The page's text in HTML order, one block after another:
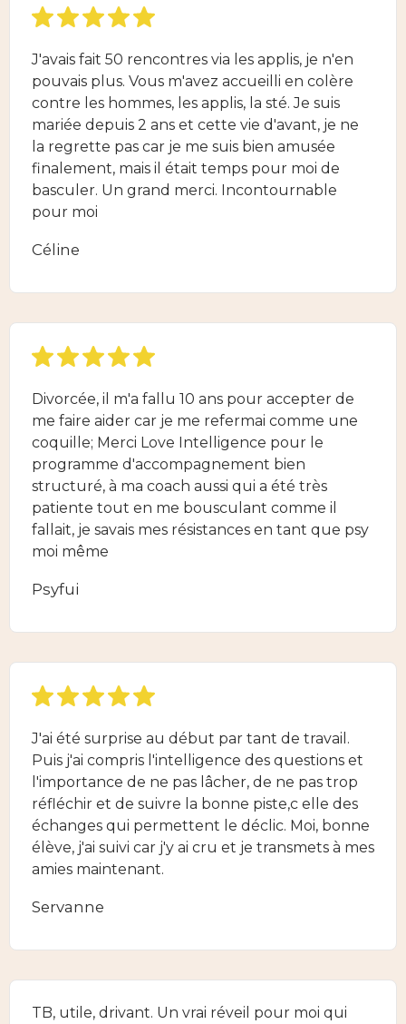
J'avais fait 50 rencontres via les applis, je n'en
pouvais plus. Vous m'avez accueilli en colère
contre les hommes, les applis, la sté. Je suis
mariée depuis 2 ans et cette vie d'avant, je ne
la regrette pas car je me suis bien amusée
finalement, mais il était temps pour moi de
basculer. Un grand merci. Incontournable
pour moi
Céline
Divorcée, il m'a fallu 10 ans pour accepter de
me faire aider car je me refermai comme une
coquille; Merci Love Intelligence pour le
programme d'accompagnement bien
structuré, à ma coach aussi qui a été très
patiente tout en me bousculant comme il
fallait, je savais mes résistances en tant que psy
moi même
Psyfui
J'ai été surprise au début par tant de travail.
Puis j'ai compris l'intelligence des questions et
l'importance de ne pas lâcher, de ne pas trop
réfléchir et de suivre la bonne piste,c elle des
échanges qui permettent le déclic. Moi, bonne
élève, j'ai suivi car j'y ai cru et je transmets à mes
amies maintenant.
Servanne
TB, utile, drivant. Un vrai réveil pour moi qui